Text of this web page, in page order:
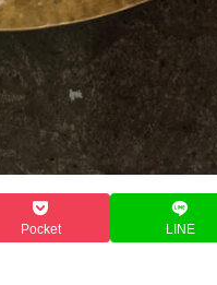
Pocket LINE